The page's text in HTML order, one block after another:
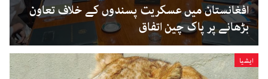
افغانستان میں عسکریت پسندوں کے خلاف تعاون
بڑھانے پر پاک چین اتفاق
ایشیا